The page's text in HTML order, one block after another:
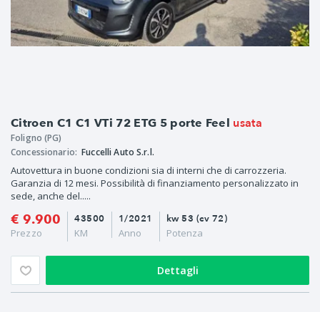
Citroen C1 C1 VTi 72 ETG 5 porte Feel usata
Foligno (PG)
Concessionario: Fuccelli Auto S.r.l.
Autovettura in buone condizioni sia di interni che di carrozzeria.
Garanzia di 12 mesi. Possibilità di finanziamento personalizzato in
sede, anche del.....
€ 9.900
Prezzo
1/2021
Anno
43500
KM
kw 53 (cv 72)
Potenza
Dettagli